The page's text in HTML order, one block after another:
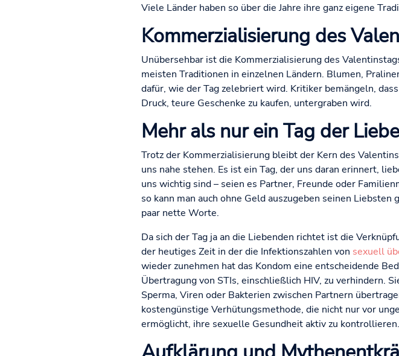
Viele Länder haben so über die Jahre ihre ganz eigene
Kommerzialisierung des
Unübersehbar ist die Kommerzialisierung des
meisten Traditionen in einzelnen Ländern. Blumen,
dafür, wie der Tag zelebriert wird. Kritiker bemängeln,
Druck, teure Geschenke zu kaufen, untergraben wird.
Mehr als nur ein Tag der
Trotz der Kommerzialisierung bleibt der Kern des
uns nahe stehen. Es ist ein Tag, der uns daran erinnert,
uns wichtig sind – seien es Partner, Freunde oder
so kann man auch ohne Geld auszugeben seinen
paar nette Worte.
Da sich der Tag ja an die Liebenden richtet ist die
der heutiges Zeit in der die Infektionszahlen von sexuell
wieder zunehmen hat das Kondom eine entscheidende
Übertragung von STIs, einschließlich HIV, zu verhindern.
Sperma, Viren oder Bakterien zwischen Partnern
kostengünstige Verhütungsmethode, die nicht nur vor
ermöglicht, ihre sexuelle Gesundheit aktiv zu kontrollieren.